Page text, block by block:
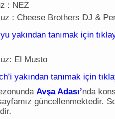
: NEZ
: Cheese Brothers DJ &
yakından tanımak için
El Musto
yakından tanımak için
Avşa Adası’nda
güncellenmektedir.